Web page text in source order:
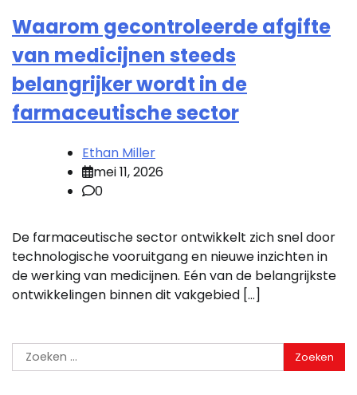
Waarom gecontroleerde afgifte
van medicijnen steeds
belangrijker wordt in de
farmaceutische sector
Ethan Miller
mei 11, 2026
0
De farmaceutische sector ontwikkelt zich snel door
technologische vooruitgang en nieuwe inzichten in
de werking van medicijnen. Eén van de belangrijkste
ontwikkelingen binnen dit vakgebied […]
Zoeken
naar: